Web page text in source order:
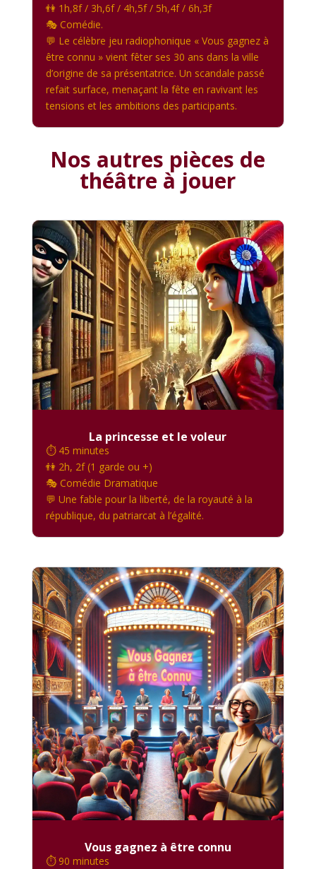
👫 1h,8f / 3h,6f / 4h,5f / 5h,4f / 6h,3f
🎭 Comédie.
💬 Le célèbre jeu radiophonique « Vous gagnez à
être connu » vient fêter ses 30 ans dans la ville
d’origine de sa présentatrice. Un scandale passé
refait surface, menaçant la fête en ravivant les
tensions et les ambitions des participants.
Nos autres pièces de
théâtre à jouer
La princesse et le voleur
⏱️ 45 minutes
👫 2h, 2f (1 garde ou +)
🎭 Comédie Dramatique
💬 Une fable pour la liberté, de la royauté à la
république, du patriarcat à l’égalité.
Vous gagnez à être connu
⏱️ 90 minutes